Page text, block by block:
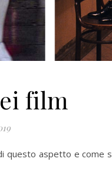
film
questo aspetto e come